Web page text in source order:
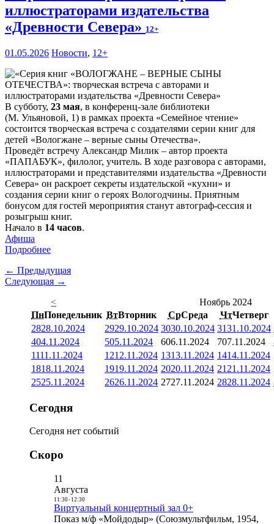
иллюстраторами издательства
«Древности Севера» 12+
01.05.2026 Новости, 12+
В субботу, 23 мая, в конференц-зале библиотеки
(М. Ульяновой, 1) в рамках проекта «Семейное чтение»
состоится творческая встреча с создателями серии книг для
детей «Вологжане – верные сыны Отечества».
Проведёт встречу Александр Милик – автор проекта
«ПАПАБУК», филолог, учитель. В ходе разговора с авторами,
иллюстраторами и представителями издательства «Древности
Севера» он раскроет секреты издательской «кухни» и
создания серии книг о героях Вологодчины. Приятным
бонусом для гостей мероприятия станут автограф-сессия и
розыгрыш книг.
Начало в 14 часов.
Афиша
Подробнее
← Предыдущая
Следующая →
<
Ноябрь 2024
ПнПонедельник ВтВторник СрСреда ЧтЧетверг
2828.10.2024 2929.10.2024 3030.10.2024 3131.10.2024
404.11.2024 505.11.2024 606.11.2024 707.11.2024
1111.11.2024 1212.11.2024 1313.11.2024 1414.11.2024
1818.11.2024 1919.11.2024 2020.11.2024 21 21.11.2024
2525.11.2024 2626.11.2024 2727.11.2024 2828.11.2024
Сегодня
Сегодня нет событий
Скоро
11
Августа
11:30- 12:30
Виртуальный концертный зал 0+
Показ м/ф «Мойдодыр» (Союзмультфильм, 1954,